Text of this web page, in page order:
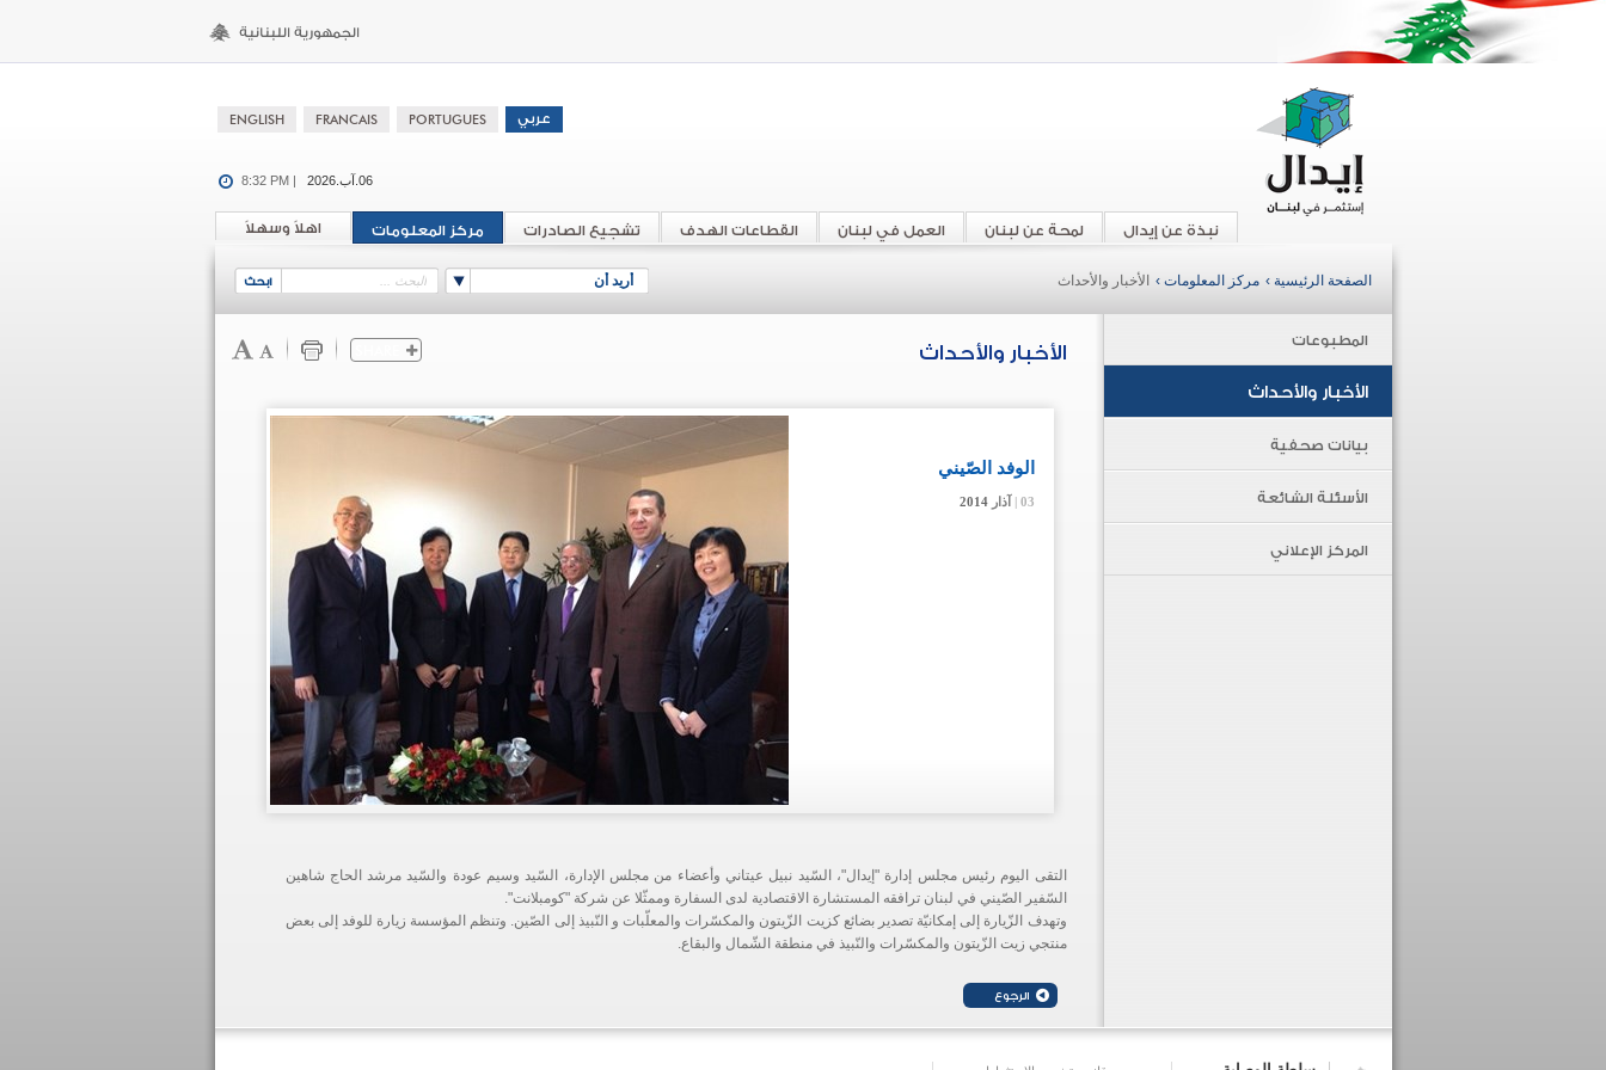
06.آب.2026 8:32 PM |
اهلاً وسهلاً مركز المعلومات تشجيع الصادرات القطاعات الهدف العمل في لبنان لمحة عن لبنان نبذة عن إيدال
أريد أن الصفحة الرئيسية › مركز المعلومات › الأخبار والأحداث
المطبوعات
الأخبار والأحداث
بيانات صحفية
الأسئلة الشائعة
المركز الإعلاني
الأخبار والأحداث
03 | آذار 2014
الوفد الصّيني
03 | آذار 2014 03 | آذار 2014
التقى اليوم رئيس مجلس إدارة "إيدال"، السّيد نبيل عيتاني وأعضاء من مجلس الإدارة، السّيد وسيم عودة والسّيد مرشد الحاج شاهين
السّفير الصّيني في لبنان ترافقه المستشارة الاقتصادية لدى السفارة وممثّلا عن شركة "كومبلانت".
وتهدف الزّيارة إلى إمكانيّة تصدير بضائع كزيت الزّيتون والمكسّرات والمعلّبات و النّبيذ إلى الصّين. وتنظم المؤسسة زيارة للوفد إلى بعض
منتجي زيت الزّيتون والمكسّرات والنّبيذ في منطقة الشّمال والبقاع.